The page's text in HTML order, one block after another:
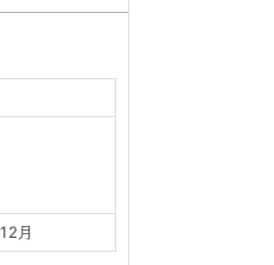
月